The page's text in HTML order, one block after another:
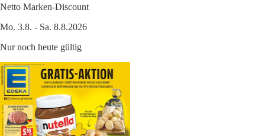
Netto Marken-Discount
Mo. 3.8. - Sa. 8.8.2026
Nur noch heute gültig